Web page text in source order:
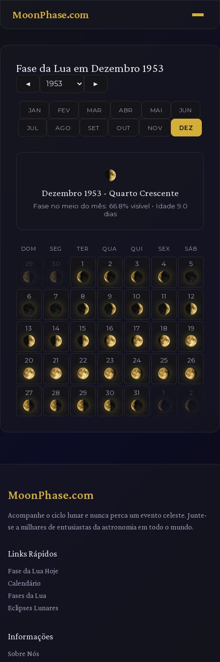
MoonPhase.com
Fase da Lua em Dezembro 1953
◄ ►
JAN FEV MAR ABR MAI JUN
JUL AGO SET OUT NOV DEZ
Dezembro 1953 - Quarto Crescente
Fase no meio do mês: 66.8% visível • Idade 9.0
dias
DOM SEG TER QUA QUI SEX SÁB
29 30 1 2 3 4 5
6 7 8 9 10 11 12
13 14 15 16 17 18 19
20 21 22 23 24 25 26
27 28 29 30 31 1 2
MoonPhase.com
Acompanhe o ciclo lunar e nunca perca um evento celeste. Junte-
se a milhares de entusiastas da astronomia em todo o mundo.
Links Rápidos
Fase da Lua Hoje
Calendário
Fases da Lua
Eclipses Lunares
Informações
Sobre Nós